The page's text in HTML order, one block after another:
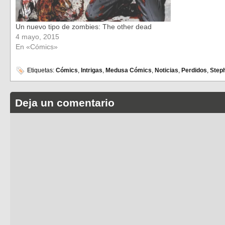
Un nuevo tipo de zombies: The other dead
4 mayo, 2015
En «Cómics»
Etiquetas: Cómics, Intrigas, Medusa Cómics, Noticias, Perdidos,
Deja un comentario